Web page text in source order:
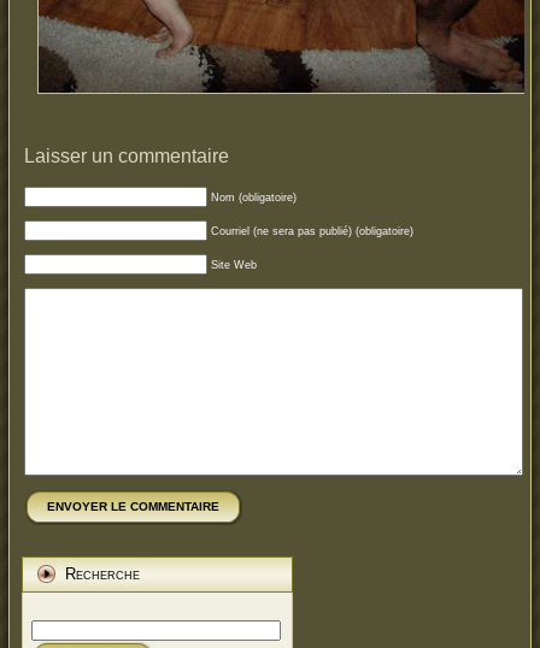
Laisser un commentaire
Nom (obligatoire)
Courriel (ne sera pas publié) (obligatoire)
Site Web
ENVOYER LE COMMENTAIRE
Recherche